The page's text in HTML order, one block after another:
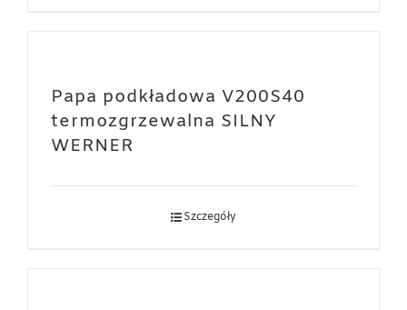
Papa podkładowa V200S40
termozgrzewalna SILNY
WERNER
Szczegóły